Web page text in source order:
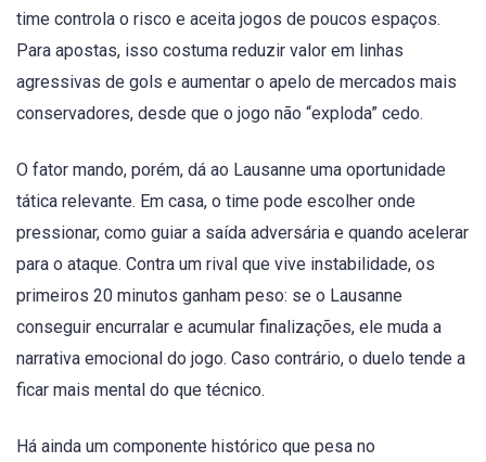
time controla o risco e aceita jogos de poucos espaços.
Para apostas, isso costuma reduzir valor em linhas
agressivas de gols e aumentar o apelo de mercados mais
conservadores, desde que o jogo não “exploda” cedo.
O fator mando, porém, dá ao Lausanne uma oportunidade
tática relevante. Em casa, o time pode escolher onde
pressionar, como guiar a saída adversária e quando acelerar
para o ataque. Contra um rival que vive instabilidade, os
primeiros 20 minutos ganham peso: se o Lausanne
conseguir encurralar e acumular finalizações, ele muda a
narrativa emocional do jogo. Caso contrário, o duelo tende a
ficar mais mental do que técnico.
Há ainda um componente histórico que pesa no